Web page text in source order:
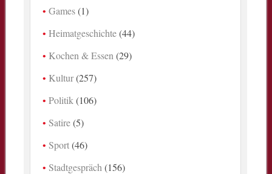
Games(1)
Heimatgeschichte(44)
Kochen & Essen (29)
Kultur(257)
Politik (106)
Satire(5)
Sport(46)
Stadtgespräch (156)